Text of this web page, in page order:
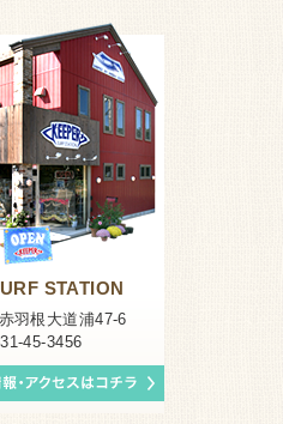
STATION
羽根大道浦47-6
45-3456